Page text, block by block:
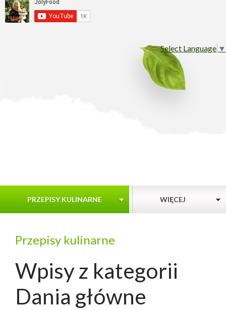
Select Language ▼
PRZEPISY KULINARNE WIĘCEJ
Przepisy kulinarne
Wpisy z kategorii
Dania główne